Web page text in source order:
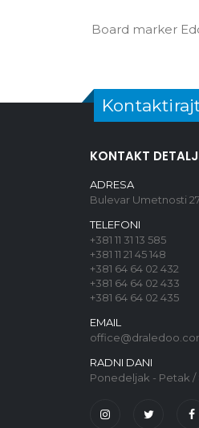
Board marker
KONTAKT
ADRESA
Bulevar Umetnosti
TELEFONI
+381 11 31 13 585
+381 11 21 45 148
+381 64 64 02 432
+381 64 64 02 433
+381 64 64 02 435
EMAIL
RADNI DANI
Ponedeljak - Petak /